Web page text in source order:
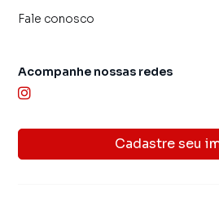
Fale conosco
Cadastre seu
Acompanhe nossas redes